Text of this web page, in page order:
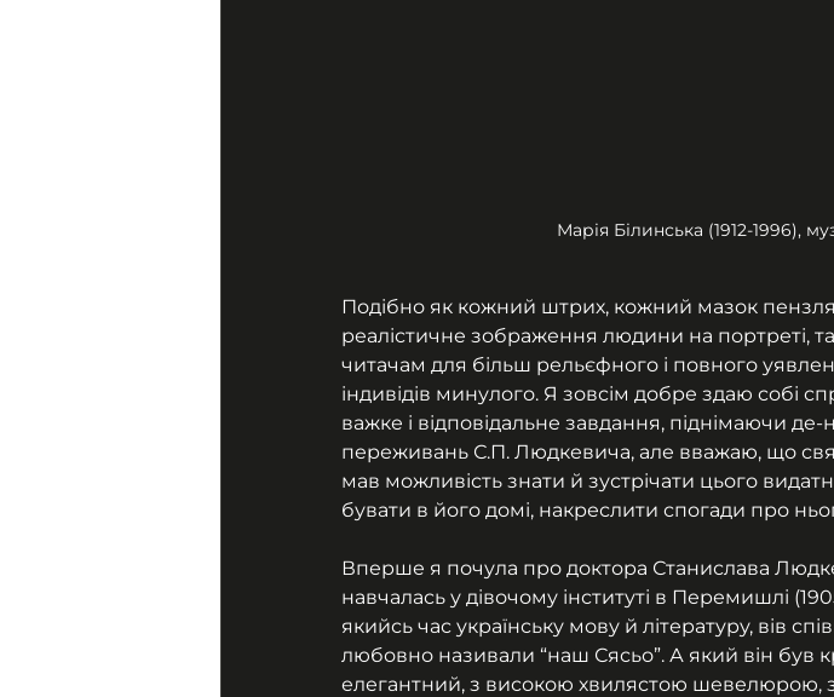
Марія Білинська (1912-1996),
Подібно як кожний штрих, кожний мазок
реалістичне зображення людини на портреті,
читачам для більш рельєфного і повного
індивідів минулого. Я зовсім добре здаю собі
важке і відповідальне завдання, піднімаючи де-
переживань С.П. Людкевича, але вважаю, що
мав можливість знати й зустрічати цього
бувати в його домі, накреслити спогади про
Вперше я почула про доктора Станислава
навчалась у дівочому інституті в Перемишлі
якийсь час українську мову й літературу, вів
любовно називали “наш Сясьо”. А який він був
елегантний, з високою хвилястою шевелюрою,